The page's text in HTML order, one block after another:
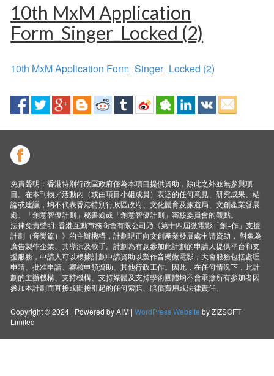
10th MxM Application
Form_Singer_Locked (2)
10th MxM Application Form_Singer_Locked (2)
免責聲明：香港特別行政區政府僅為本項目提供資助，除此之外並無參與項
目。在本刊物／活動內（或由項目小組成員）表達的任何意見、研究成果、結
論或建議，均不代表香港特別行政區政府、文化體育及旅遊局、文創產業發展
處、「創意智優計劃」秘書處或「創意智優計劃」審核委員會的觀點。
法律免責聲明: 香港互動市務商會有限公司乃《第十四屆微電影「創+作」支援
計劃（音樂篇）》的主辦機構，計劃現正向文創產業發展處申請資助， 對象為
廣告製作企業、其導演及歌手。計劃為有意參加此計劃的申請人提供平台和支
援服務，申請人可以根據計劃申請資助以製作音樂微電影；大會服務包括處理
申請、批准申請、審核申領資助、其他行政工作。因此，在任何情況下，此計
劃的主辦機構、支持機構、支持媒體及支持學術圑體均不會承擔所有參加者因
參加本計劃而直接或間接引起的任何索賠、賠償費用或法律責任。
Copyright © 2024 | Powered by AIM |WordPress Website by ZIZSOFT
Limited